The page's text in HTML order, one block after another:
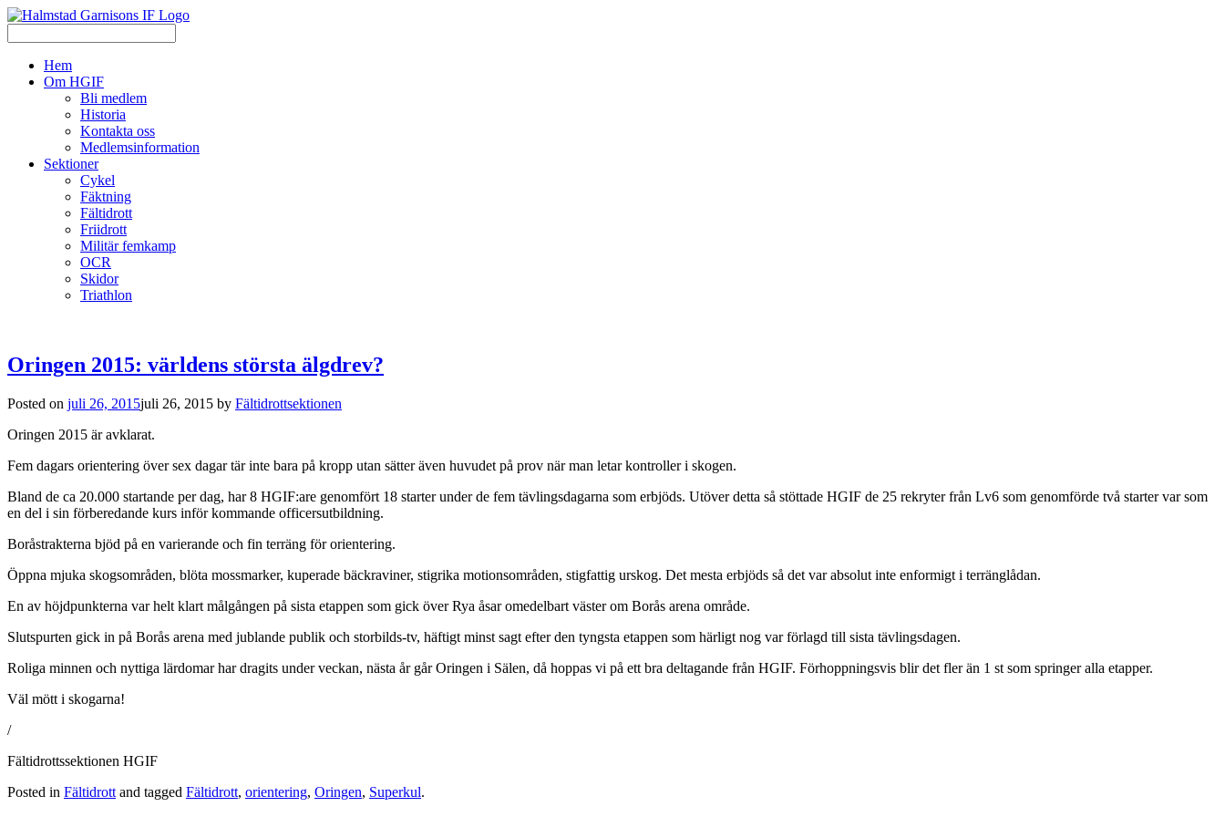
Hem
Om HGIF
Bli medlem
Historia
Kontakta oss
Medlemsinformation
Sektioner
Cykel
Fäktning
Fältidrott
Friidrott
Militär femkamp
OCR
Skidor
Triathlon
Oringen 2015: världens största älgdrev?
Posted on juli 26, 2015juli 26, 2015 by Fältidrottsektionen
Oringen 2015 är avklarat.
Fem dagars orientering över sex dagar tär inte bara på kropp utan sätter även huvudet på prov när man letar kontroller i skogen.
Bland de ca 20.000 startande per dag, har 8 HGIF:are genomfört 18 starter under de fem tävlingsdagarna som erbjöds. Utöver detta så stöttade HGIF de 25 rekryter från Lv6 som genomförde två starter var som
en del i sin förberedande kurs inför kommande officersutbildning.
Boråstrakterna bjöd på en varierande och fin terräng för orientering.
Öppna mjuka skogsområden, blöta mossmarker, kuperade bäckraviner, stigrika motionsområden, stigfattig urskog. Det mesta erbjöds så det var absolut inte enformigt i terränglådan.
En av höjdpunkterna var helt klart målgången på sista etappen som gick över Rya åsar omedelbart väster om Borås arena område.
Slutspurten gick in på Borås arena med jublande publik och storbilds-tv, häftigt minst sagt efter den tyngsta etappen som härligt nog var förlagd till sista tävlingsdagen.
Roliga minnen och nyttiga lärdomar har dragits under veckan, nästa år går Oringen i Sälen, då hoppas vi på ett bra deltagande från HGIF. Förhoppningsvis blir det fler än 1 st som springer alla etapper.
Väl mött i skogarna!
/
Fältidrottssektionen HGIF
Posted in Fältidrott and tagged Fältidrott, orientering, Oringen, Superkul.